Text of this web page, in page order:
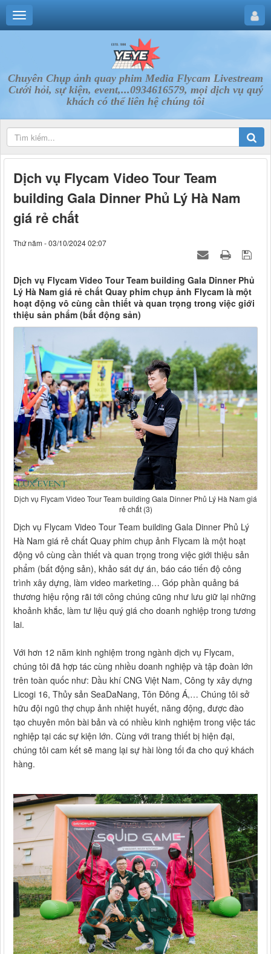
Chuyên Chụp ảnh quay phim Media Flycam Livestream
Cưới hỏi, sự kiện, event,...0934616579, mọi dịch vụ quý
khách có thể liên hệ chúng tôi
Dịch vụ Flycam Video Tour Team
building Gala Dinner Phủ Lý Hà Nam
giá rẻ chất
Thứ năm - 03/10/2024 02:07
Dịch vụ Flycam Video Tour Team building Gala Dinner Phủ
Lý Hà Nam giá rẻ chất Quay phim chụp ảnh Flycam là một
hoạt động vô cùng cần thiết và quan trọng trong việc giới
thiệu sản phẩm (bất động sản)
Dịch vụ Flycam Video Tour Team building Gala Dinner Phủ Lý Hà Nam giá
rẻ chất (3)
Dịch vụ Flycam Video Tour Team building Gala Dinner Phủ Lý
Hà Nam giá rẻ chất Quay phim chụp ảnh Flycam là một hoạt
động vô cùng cần thiết và quan trọng trong việc giới thiệu sản
phẩm (bất động sản), khảo sát dự án, báo cáo tiến độ công
trình xây dựng, làm video marketing… Góp phần quảng bá
thương hiệu rộng rãi tới công chúng cũng như lưu giữ lại những
khoảnh khắc, làm tư liệu quý giá cho doanh nghiệp trong tương
lai.
Với hơn 12 năm kinh nghiệm trong ngành dịch vụ Flycam,
chúng tôi đã hợp tác cùng nhiều doanh nghiệp và tập đoàn lớn
trên toàn quốc như: Dầu khí CNG Việt Nam, Công ty xây dựng
Licogi 16, Thủy sản SeaDaNang, Tôn Đông Á,… Chúng tôi sở
hữu đội ngũ thợ chụp ảnh nhiệt huyết, năng động, được đào
tạo chuyên môn bài bản và có nhiều kinh nghiệm trong việc tác
nghiệp tại các sự kiện lớn. Cùng với trang thiết bị hiện đại,
chúng tôi cam kết sẽ mang lại sự hài lòng tối đa cho quý khách
hàng.